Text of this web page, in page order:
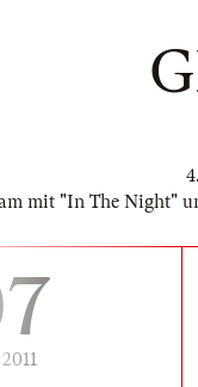
mit "In The Night"